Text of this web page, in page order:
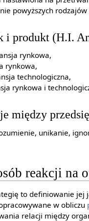
powyższych
i produkt (H.I.
rynkowa,
rynkowa,
technologiczna,
rynkowa i
między
unikanie,
reakcji na
to definiowanie jej
w obliczu
relacji między